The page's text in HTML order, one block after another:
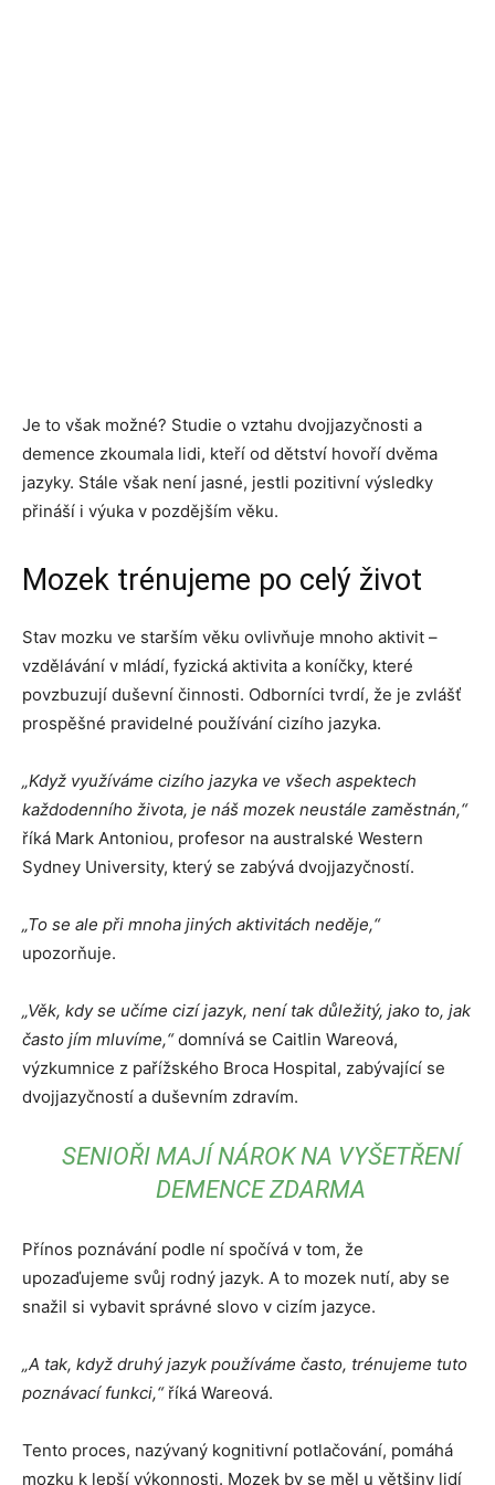
Je to však možné? Studie o vztahu dvojjazyčnosti a
demence zkoumala lidi, kteří od dětství hovoří dvěma
jazyky. Stále však není jasné, jestli pozitivní výsledky
přináší i výuka v pozdějším věku.
Mozek trénujeme po celý život
Stav mozku ve starším věku ovlivňuje mnoho aktivit –
vzdělávání v mládí, fyzická aktivita a koníčky, které
povzbuzují duševní činnosti. Odborníci tvrdí, že je zvlášť
prospěšné pravidelné používání cizího jazyka.
„Když využíváme cizího jazyka ve všech aspektech
každodenního života, je náš mozek neustále zaměstnán,“
říká Mark Antoniou, profesor na australské Western
Sydney University, který se zabývá dvojjazyčností.
„To se ale při mnoha jiných aktivitách neděje,“
upozorňuje.
„Věk, kdy se učíme cizí jazyk, není tak důležitý, jako to, jak
často jím mluvíme,“domnívá se Caitlin Wareová,
výzkumnice z pařížského Broca Hospital, zabývající se
dvojjazyčností a duševním zdravím.
SENIOŘI MAJÍ NÁROK NA VYŠETŘENÍ
DEMENCE ZDARMA
Přínos poznávání podle ní spočívá v tom, že
upozaďujeme svůj rodný jazyk. A to mozek nutí, aby se
snažil si vybavit správné slovo v cizím jazyce.
„A tak, když druhý jazyk používáme často, trénujeme tuto
poznávací funkci,“říká Wareová.
Tento proces, nazývaný kognitivní potlačování, pomáhá
mozku k lepší výkonnosti. Mozek by se měl u většiny lidí